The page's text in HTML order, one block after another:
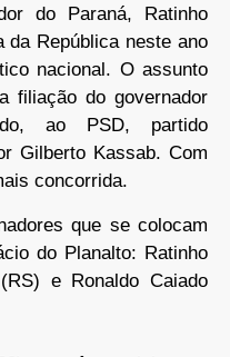
do Paraná, Ratinho
da República neste ano
nacional. O assunto
filiação do governador
ao PSD, partido
Gilberto Kassab. Com
concorrida.
que se colocam
do Planalto: Ratinho
e Ronaldo Caiado